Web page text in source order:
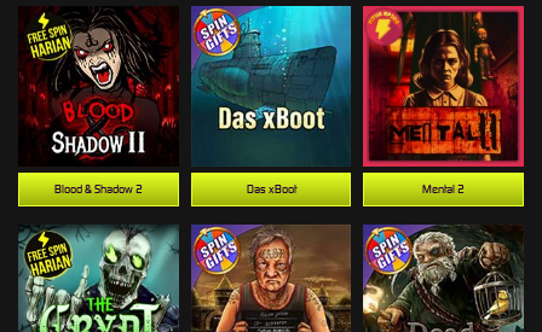
Mental 2
Blood & Shadow 2 Das xBoot